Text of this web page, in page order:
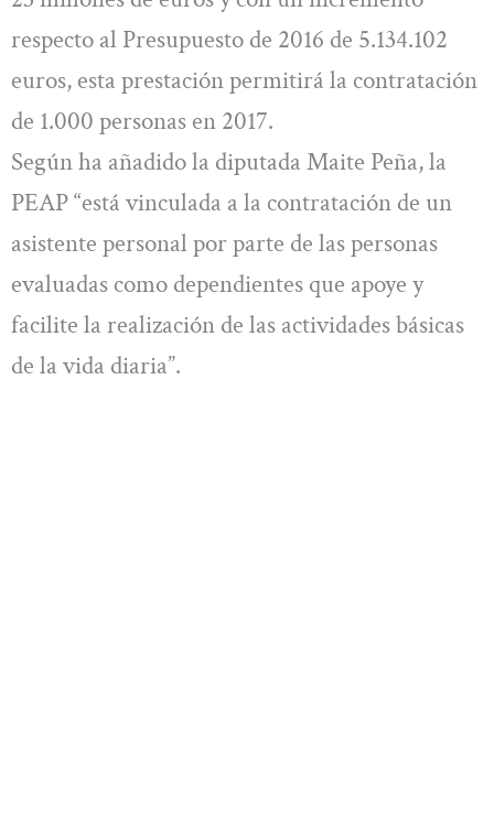
respecto al Presupuesto de 2016 de 5.134.102
euros, esta prestación permitirá la contratación
de 1.000 personas en 2017.
Según ha añadido la diputada Maite Peña, la
PEAP “está vinculada a la contratación de un
asistente personal por parte de las personas
evaluadas como dependientes que apoye y
facilite la realización de las actividades básicas
de la vida diaria”.